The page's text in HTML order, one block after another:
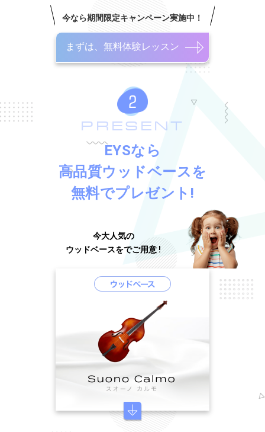
今なら期間限定キャンペーン実施中！
まずは、無料体験レッスン
PRESENT
EYSなら
高品質ウッドベースを
無料でプレゼント!
今大人気の
ウッドベースをでご用意 !